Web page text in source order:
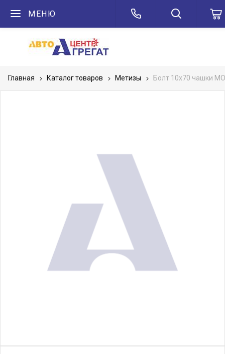
МЕНЮ
Главная Каталог товаров Метизы Болт 10х70 чашки